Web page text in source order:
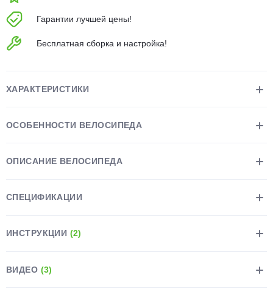
Гарантии лучшей цены!
Бесплатная сборка и настройка!
ХАРАКТЕРИСТИКИ
ОСОБЕННОСТИ ВЕЛОСИПЕДА
ОПИСАНИЕ ВЕЛОСИПЕДА
СПЕЦИФИКАЦИИ
ИНСТРУКЦИИ (2)
ВИДЕО (3)
Остались вопросы?